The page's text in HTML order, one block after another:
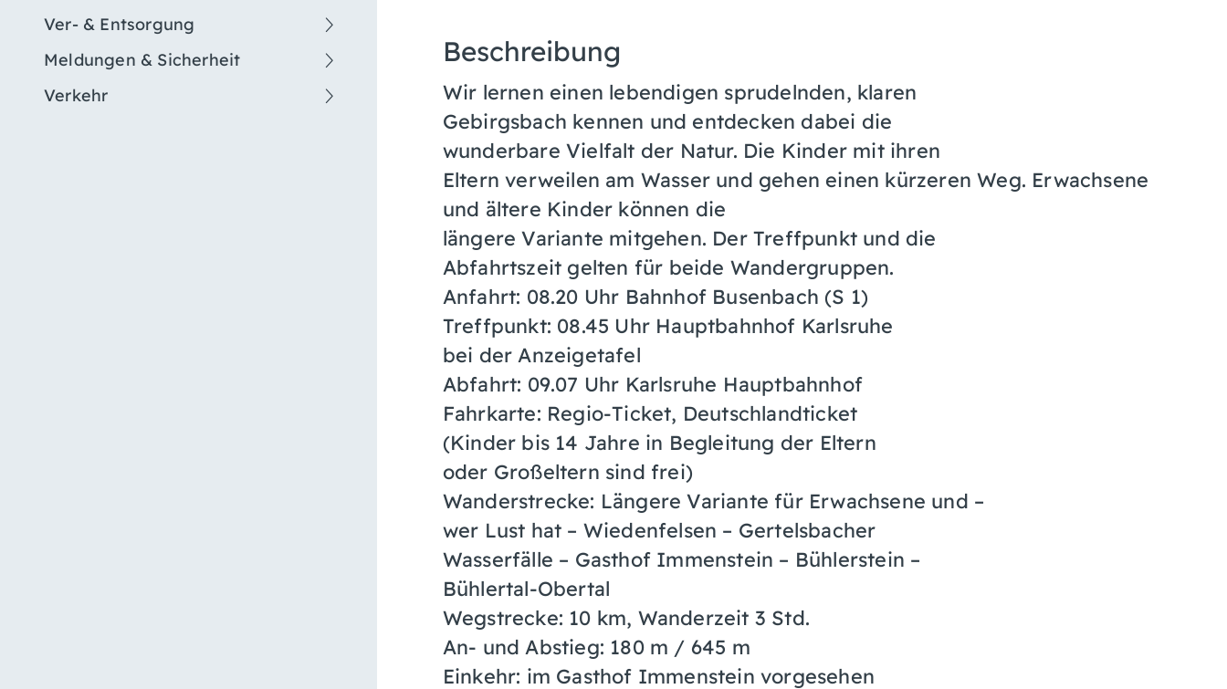
Ver- & Entsorgung
Meldungen & Sicherheit
Verkehr
Beschreibung
Wir lernen einen lebendigen sprudelnden, klaren
Gebirgsbach kennen und entdecken dabei die
wunderbare Vielfalt der Natur. Die Kinder mit ihren
Eltern verweilen am Wasser und gehen einen kürzeren Weg. Erwachsene
und ältere Kinder können die
längere Variante mitgehen. Der Treffpunkt und die
Abfahrtszeit gelten für beide Wandergruppen.
Anfahrt: 08.20 Uhr Bahnhof Busenbach (S 1)
Treffpunkt: 08.45 Uhr Hauptbahnhof Karlsruhe
bei der Anzeigetafel
Abfahrt: 09.07 Uhr Karlsruhe Hauptbahnhof
Fahrkarte: Regio-Ticket, Deutschlandticket
(Kinder bis 14 Jahre in Begleitung der Eltern
oder Großeltern sind frei)
Wanderstrecke: Längere Variante für Erwachsene und –
wer Lust hat – Wiedenfelsen – Gertelsbacher
Wasserfälle – Gasthof Immenstein – Bühlerstein –
Bühlertal-Obertal
Wegstrecke: 10 km, Wanderzeit 3 Std.
An- und Abstieg: 180 m / 645 m
Einkehr: im Gasthof Immenstein vorgesehen